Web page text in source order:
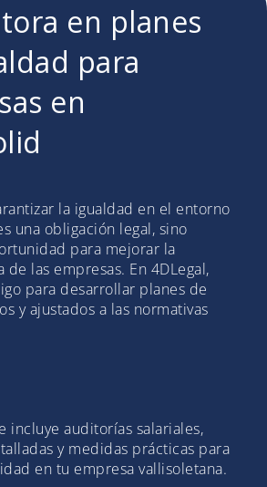
en planes
para
en
la igualdad en el entorno
una obligación legal, sino
para mejorar la
las empresas. En 4DLegal,
para desarrollar planes de
y ajustados a las normativas
incluye auditorías salariales,
y medidas prácticas para
en tu empresa vallisoletana.